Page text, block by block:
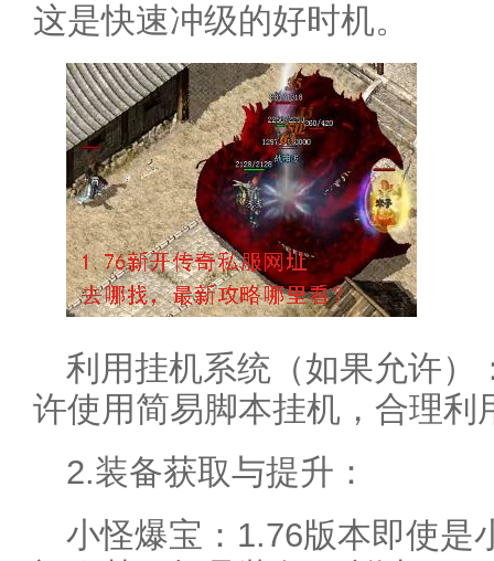
这是快速冲级的好时机。
利用挂机系统（如果允许）
许使用简易脚本挂机，合理利
2.装备获取与提升：
小怪爆宝：1.76版本即使是